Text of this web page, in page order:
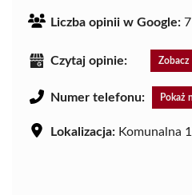
Liczba opinii w Google: 7
Czytaj opinie: Zobacz
Numer telefonu: Pokaż
Lokalizacja: Komunalna